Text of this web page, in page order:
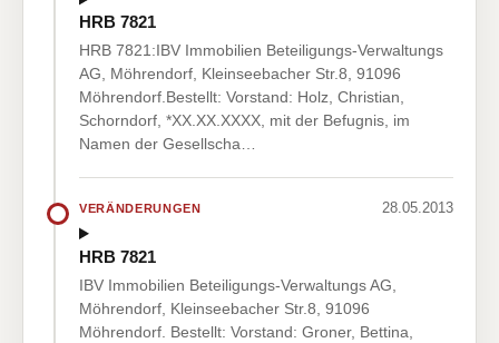
HRB 7821
HRB 7821:IBV Immobilien Beteiligungs-Verwaltungs
AG, Möhrendorf, Kleinseebacher Str.8, 91096
Möhrendorf.Bestellt: Vorstand: Holz, Christian,
Schorndorf, *XX.XX.XXXX, mit der Befugnis, im
Namen der Gesellscha…
VERÄNDERUNGEN 28.05.2013
HRB 7821
IBV Immobilien Beteiligungs-Verwaltungs AG,
Möhrendorf, Kleinseebacher Str.8, 91096
Möhrendorf. Bestellt: Vorstand: Groner, Bettina,